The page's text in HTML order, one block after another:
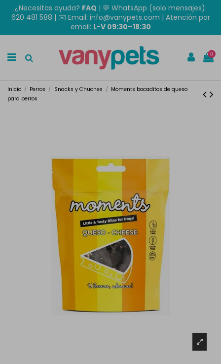
¿Necesitas ayuda? FAQ | 💬 WhatsApp (solo mensajes):
620 481 588 | ✉️ Email: info@vanypets.com | Atención por
email: L-V 09:30–18:30
0
Inicio Perros Snacks y Chuches
Moments bocaditos de queso
para perros